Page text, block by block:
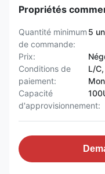
Propriétés
Quantité minimum
de commande:
5
Prix:
Conditions de
paiement:
L/
Capacité
d'approvisionnement: